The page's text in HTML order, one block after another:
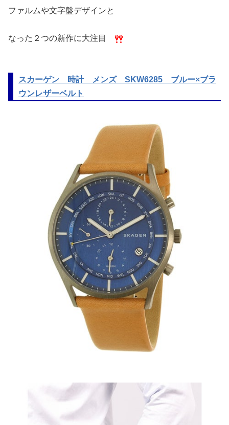
ファルムや文字盤デザインと
なった２つの新作に大注目
スカーゲン 時計 メンズ SKW6285 ブルー×ブラ
ウンレザーベルト